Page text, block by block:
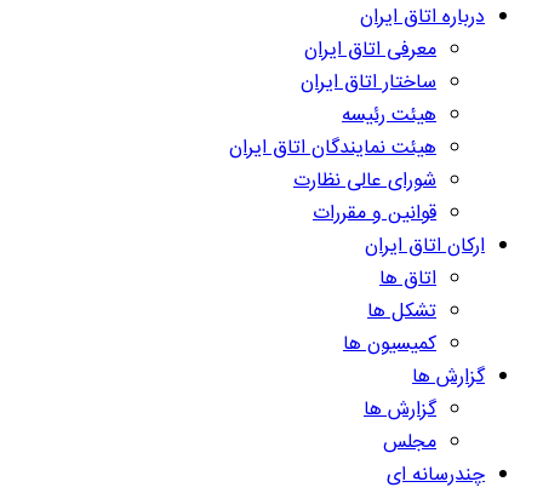
درباره اتاق ایران
معرفی اتاق ایران
ساختار اتاق ایران
هیئت رئیسه
هیئت نمایندگان اتاق ایران
شورای عالی نظارت
قوانین و مقررات
ارکان اتاق ایران
اتاق ها
تشکل ها
کمیسیون ها
گزارش ها
گزارش ها
مجلس
چندرسانه ای